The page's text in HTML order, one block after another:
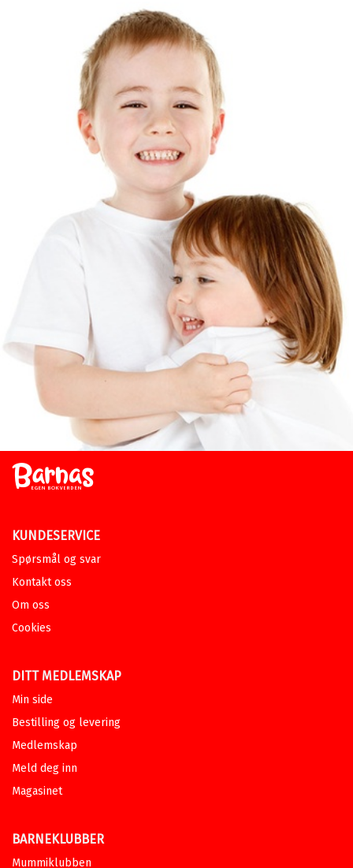
KUNDESERVICE
Spørsmål og svar
Kontakt oss
Om oss
Cookies
DITT MEDLEMSKAP
Min side
Bestilling og levering
Medlemskap
Meld deg inn
Magasinet
BARNEKLUBBER
Mummiklubben